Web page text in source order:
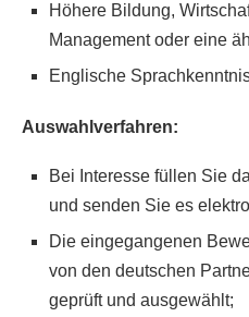
Höhere Bildung,
Management oder eine
Englische
Auswahlverfahren:
Bei Interesse füllen Sie
und senden Sie es
Die eingegangenen
von den deutschen
geprüft und ausgewählt;